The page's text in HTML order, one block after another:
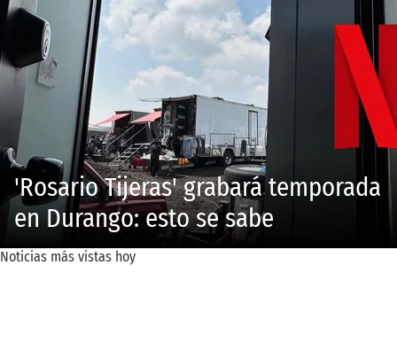
'Rosario Tijeras' grabará temporada
en Durango: esto se sabe
Noticias más vistas hoy